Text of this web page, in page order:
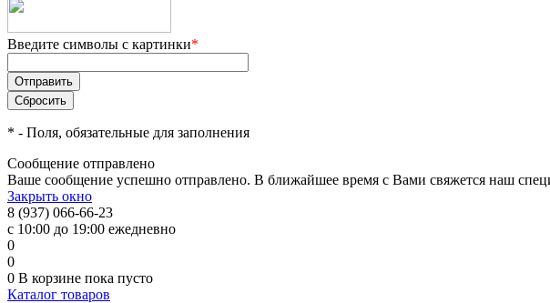
Введите символы с картинки*
* - Поля, обязательные для заполнения
Сообщение отправлено
Ваше сообщение успешно отправлено. В ближайшее время с Вами свяжется наш
Закрыть окно
8 (937) 066-66-23
с 10:00 до 19:00 ежедневно
0
0
0 В корзине пока пусто
Каталог товаров